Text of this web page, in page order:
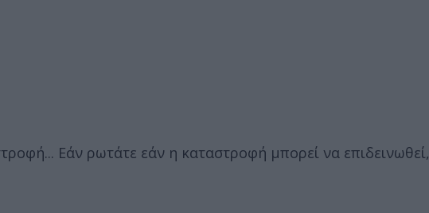
Εάν ρωτάτε εάν η καταστροφή μπορεί να επιδεινωθεί,